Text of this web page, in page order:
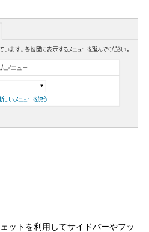
ットを利用してサイドバーやフッ